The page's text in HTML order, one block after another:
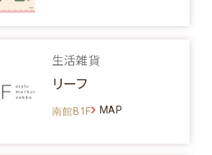
生活雑貨
リーフ
南館B1F MAP